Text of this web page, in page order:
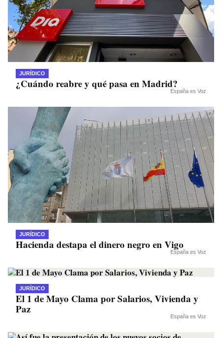
JURÍDICO
¿Cuándo reabre y qué pasa en Madrid?
España es Voz
JURÍDICO
Hacienda destapa el dinero negro en Vigo
España es Voz
JURÍDICO
El 1 de Mayo Clama por Salarios, Vivienda y
Paz
España es Voz